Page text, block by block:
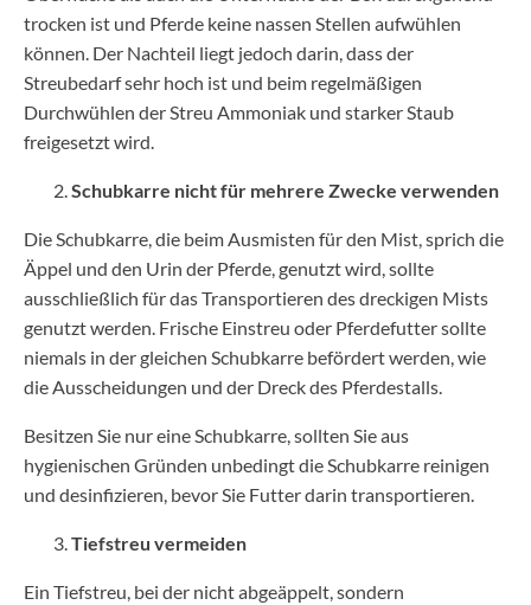
trocken ist und Pferde keine nassen Stellen aufwühlen
können. Der Nachteil liegt jedoch darin, dass der
Streubedarf sehr hoch ist und beim regelmäßigen
Durchwühlen der Streu Ammoniak und starker Staub
freigesetzt wird.
Schubkarre nicht für mehrere Zwecke verwenden
Die Schubkarre, die beim Ausmisten für den Mist, sprich die
Äppel und den Urin der Pferde, genutzt wird, sollte
ausschließlich für das Transportieren des dreckigen Mists
genutzt werden. Frische Einstreu oder Pferdefutter sollte
niemals in der gleichen Schubkarre befördert werden, wie
die Ausscheidungen und der Dreck des Pferdestalls.
Besitzen Sie nur eine Schubkarre, sollten Sie aus
hygienischen Gründen unbedingt die Schubkarre reinigen
und desinfizieren, bevor Sie Futter darin transportieren.
Tiefstreu vermeiden
Ein Tiefstreu, bei der nicht abgeäppelt, sondern